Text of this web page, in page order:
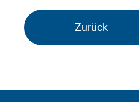
Zurück
External